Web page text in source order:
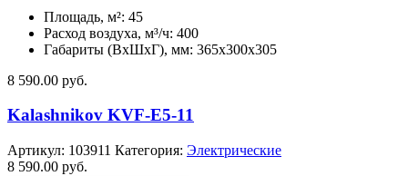
Площадь, м²: 45
Расход воздуха, м³/ч: 400
Габариты (ВхШхГ), мм: 365x300x305
8 590.00 руб.
Kalashnikov KVF-E5-11
Артикул: 103911 Категория: Электрические
8 590.00 руб.